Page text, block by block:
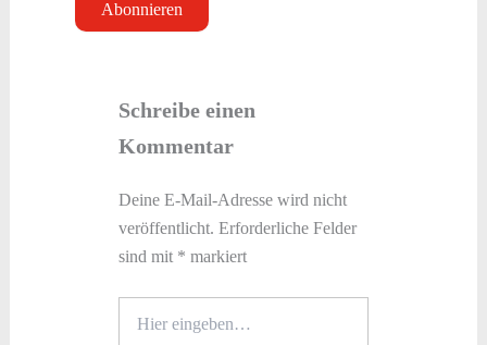
Schreibe einen
Kommentar
Deine E-Mail-Adresse wird nicht
veröffentlicht. Erforderliche Felder
sind mit * markiert
eingeben…